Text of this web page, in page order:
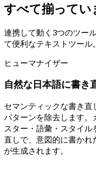
すべて揃ってい
連携して動く3つのツー
て便利なテキストツール。
ヒューマナイザー
自然な日本語に書き
セマンティックな書き
パターンを除去します。
スター・語彙・スタイ
直しで、意図的に書か
が生成されます。